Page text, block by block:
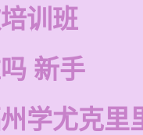
训班
新手
学尤克里